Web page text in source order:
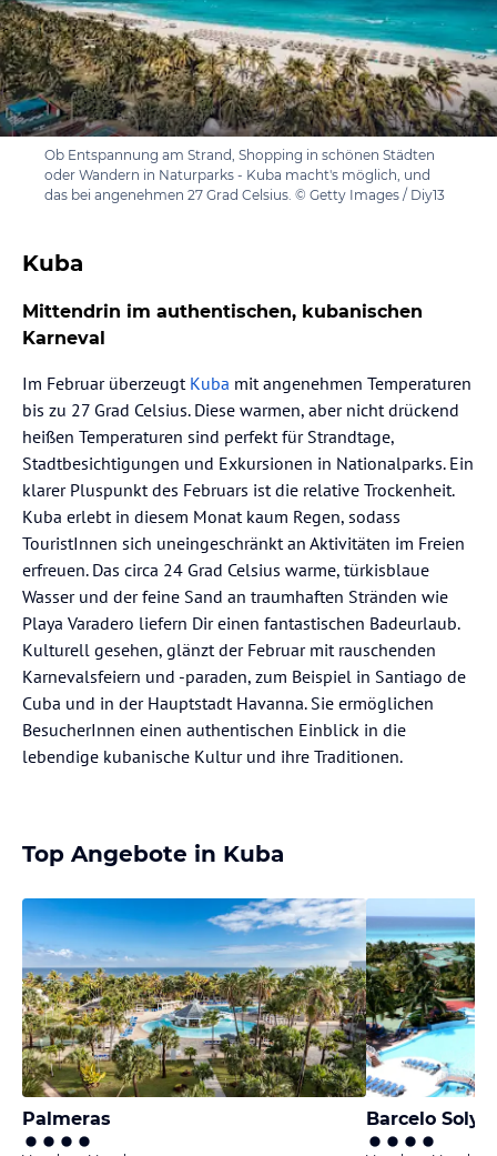
Ob Entspannung am Strand, Shopping in schönen Städten
oder Wandern in Naturparks - Kuba macht's möglich, und
das bei angenehmen 27 Grad Celsius. © Getty Images / Diy13
Kuba
Mittendrin im authentischen, kubanischen
Karneval
Im Februar überzeugt Kuba mit angenehmen Temperaturen
bis zu 27 Grad Celsius. Diese warmen, aber nicht drückend
heißen Temperaturen sind perfekt für Strandtage,
Stadtbesichtigungen und Exkursionen in Nationalparks. Ein
klarer Pluspunkt des Februars ist die relative Trockenheit.
Kuba erlebt in diesem Monat kaum Regen, sodass
TouristInnen sich uneingeschränkt an Aktivitäten im Freien
erfreuen. Das circa 24 Grad Celsius warme, türkisblaue
Wasser und der feine Sand an traumhaften Stränden wie
Playa Varadero liefern Dir einen fantastischen Badeurlaub.
Kulturell gesehen, glänzt der Februar mit rauschenden
Karnevalsfeiern und -paraden, zum Beispiel in Santiago de
Cuba und in der Hauptstadt Havanna. Sie ermöglichen
BesucherInnen einen authentischen Einblick in die
lebendige kubanische Kultur und ihre Traditionen.
Top Angebote in Kuba
Palmeras Barcelo